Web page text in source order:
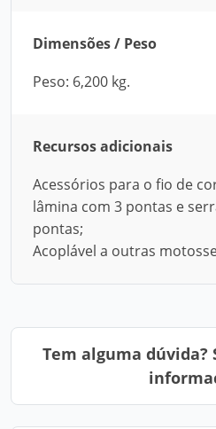
Dimensões / Peso
Peso: 6,200 kg.
Recursos adicionais
Acessórios para o fio de
lâmina com 3 pontas e
pontas;
Acoplável a outras
Tem alguma